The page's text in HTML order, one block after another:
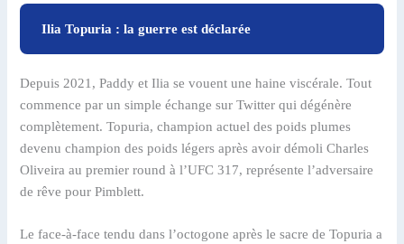
Ilia Topuria : la guerre est déclarée
Depuis 2021, Paddy et Ilia se vouent une haine viscérale. Tout
commence par un simple échange sur Twitter qui dégénère
complètement. Topuria, champion actuel des poids plumes
devenu champion des poids légers après avoir démoli Charles
Oliveira au premier round à l’UFC 317, représente l’adversaire
de rêve pour Pimblett.
Le face-à-face tendu dans l’octogone après le sacre de Topuria a